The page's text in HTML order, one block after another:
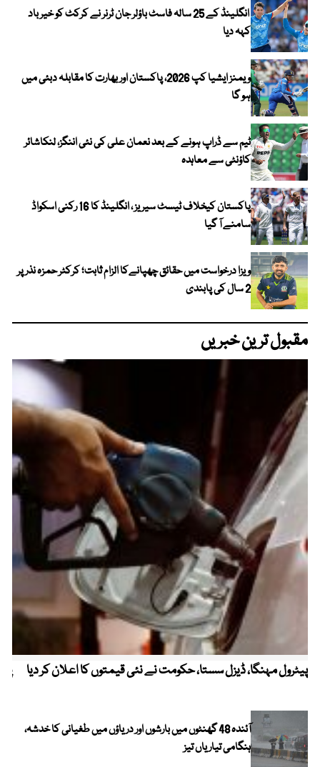
انگلینڈ کے 25 سالہ فاسٹ باؤلر جان ٹرنر نے کرکٹ کو خیر باد
کہہ دیا
ویمنز ایشیا کپ 2026، پاکستان اور بھارت کا مقابلہ دبئی میں
ہو گا
ٹیم سے ڈراپ ہونے کے بعد نعمان علی کی نئی اننگز، لنکاشائر
کاؤنٹی سے معاہدہ
پاکستان کیخلاف ٹیسٹ سیریز ، انگلینڈ کا 16 رکنی اسکواڈ
سامنے آ گیا
ویزا درخواست میں حقائق چھپانےکا الزام ثابت؛ کرکٹر حمزہ نذر پر
2 سال کی پابندی
مقبول ترین خبریں
پیٹرول مہنگا، ڈیزل سستا، حکومت نے نئی قیمتوں کا اعلان کر دیا
آئندہ 48 گھنٹوں میں بارشوں اور دریاؤں میں طغیانی کا خدشہ،
ہنگامی تیاریاں تیز